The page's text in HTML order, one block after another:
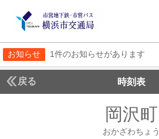
お知らせ 1件のお知らせがあります
戻る 時刻表
岡沢町
おかざわちょう